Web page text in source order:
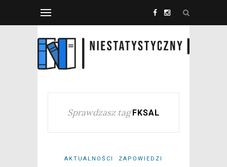
Sprawdzasz tag FKSAL
AKTUALNOŚCI ZAPOWIEDZI